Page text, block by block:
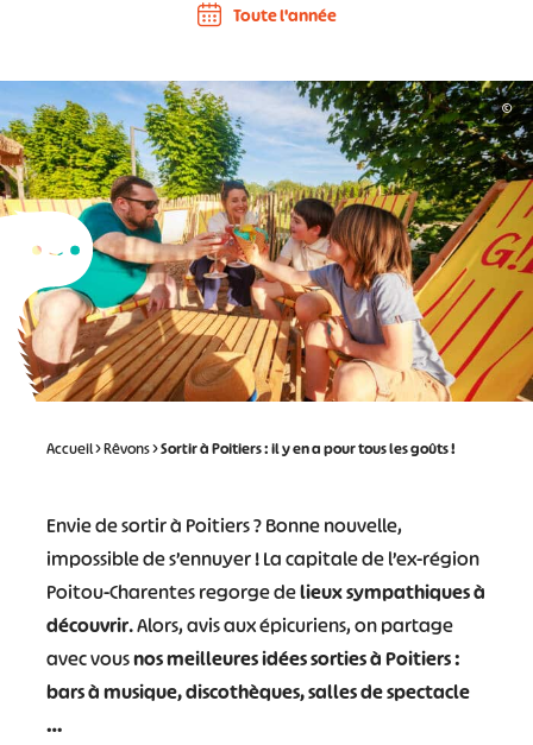
Toute l'année
©
Accueil>Rêvons>Sortir à Poitiers : il y en a pour tous les goûts !
Envie de sortir à Poitiers ? Bonne nouvelle,
impossible de s’ennuyer ! La capitale de l’ex-région
Poitou-Charentes regorge delieux sympathiques à
découvrir. Alors, avis aux épicuriens, on partage
avec vousnos meilleures idées sorties à Poitiers :
bars à musique, discothèques, salles de spectacle
…